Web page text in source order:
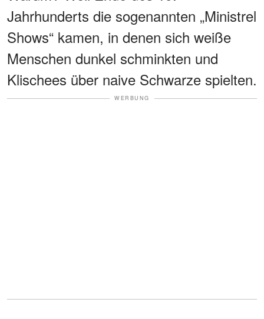
Jahrhunderts die sogenannten „Ministrel
Shows“ kamen, in denen sich weiße
Menschen dunkel schminkten und
Klischees über naive Schwarze spielten.
WERBUNG